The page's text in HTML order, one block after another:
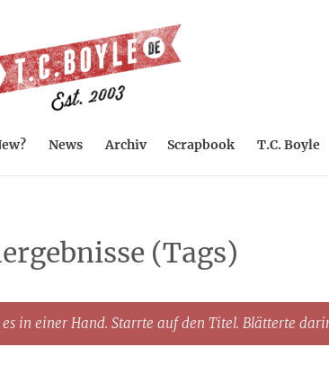
News Archiv Scrapbook T.C. Boyle
(Tags)
in einer Hand. Starrte auf den Titel. Blätterte